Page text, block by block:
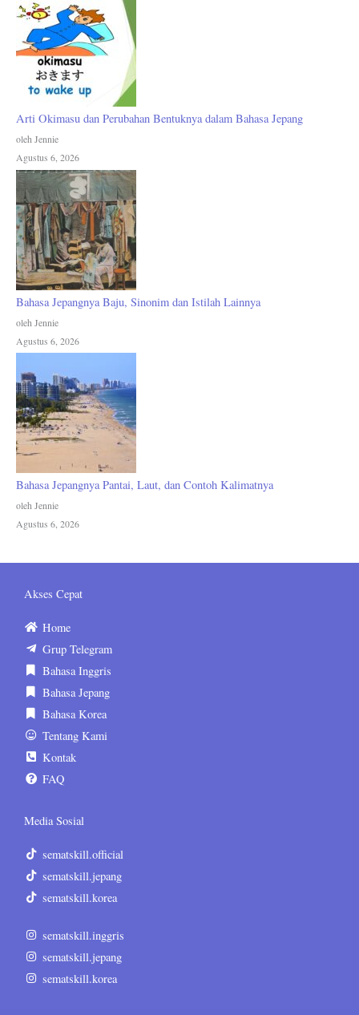
Arti Okimasu dan Perubahan Bentuknya dalam Bahasa Jepang
oleh Jennie
Agustus 6, 2026
Bahasa Jepangnya Baju, Sinonim dan Istilah Lainnya
oleh Jennie
Agustus 6, 2026
Bahasa Jepangnya Pantai, Laut, dan Contoh Kalimatnya
oleh Jennie
Agustus 6, 2026
Akses Cepat
Home
Grup Telegram
Bahasa Inggris
Bahasa Jepang
Bahasa Korea
Tentang Kami
Kontak
FAQ
Media Sosial
sematskill.official
sematskill.jepang
sematskill.korea
sematskill.inggris
sematskill.jepang
sematskill.korea